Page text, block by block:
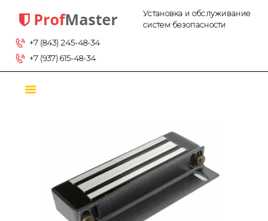
Установка и обслуживание
систем безопасности
+7 (843) 245-48-34
+7 (937) 615-48-34
ГЛАВНАЯ
О КОМПАНИИ